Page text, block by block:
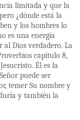
limitada y que la
¿dónde está la
y los hombres lo
es una energía
al Dios verdadero. La
capítulo 8,
Él es la
puede ser
temer Su nombre y
y también la